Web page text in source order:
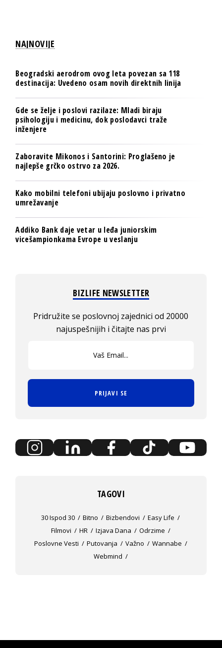
NAJNOVIJE
Beogradski aerodrom ovog leta povezan sa 118
destinacija: Uvedeno osam novih direktnih linija
Gde se želje i poslovi razilaze: Mladi biraju
psihologiju i medicinu, dok poslodavci traže
inženjere
Zaboravite Mikonos i Santorini: Proglašeno je
najlepše grčko ostrvo za 2026.
Kako mobilni telefoni ubijaju poslovno i privatno
umrežavanje
Addiko Bank daje vetar u leđa juniorskim
vicešampionkama Evrope u veslanju
BIZLIFE NEWSLETTER
Pridružite se poslovnoj zajednici od 20000
najuspešnijih i čitajte nas prvi
PRIJAVI SE
TAGOVI
30 Ispod 30 Bitno Bizbendovi
Easy Life
Filmovi
HR Izjava Dana
Odrzime
Poslovne Vesti
Putovanja Važno
Wannabe
Webmind